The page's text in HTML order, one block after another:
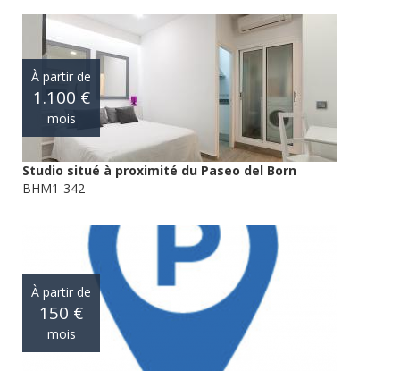
À partir de
1.100 €
mois
Studio situé à proximité du Paseo del Born
BHM1-342
À partir de
150 €
mois